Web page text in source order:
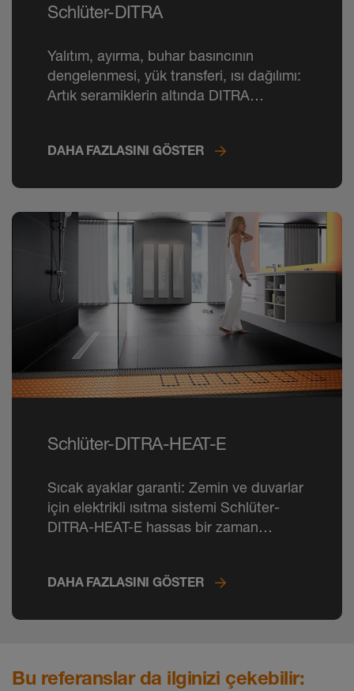
Schlüter-DITRA
Yalıtım, ayırma, buhar basıncının
dengelenmesi, yük transferi, ısı dağılımı:
Artık seramiklerin altında DITRA
DAHA FAZLASINI GÖSTER
Schlüter-DITRA-HEAT-E
Sıcak ayaklar garanti: Zemin ve duvarlar
için elektrikli ısıtma sistemi Schlüter-
DITRA-HEAT-E hassas bir zaman
DAHA FAZLASINI GÖSTER
Bu referanslar da ilginizi çekebilir: